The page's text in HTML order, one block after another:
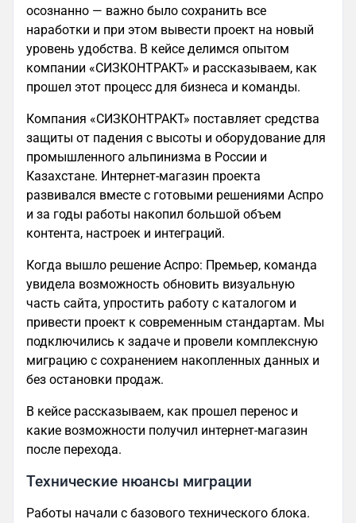
осознанно — важно было сохранить все
наработки и при этом вывести проект на новый
уровень удобства. В кейсе делимся опытом
компании «СИЗКОНТРАКТ» и рассказываем, как
прошел этот процесс для бизнеса и команды.
Компания «СИЗКОНТРАКТ» поставляет средства
защиты от падения с высоты и оборудование для
промышленного альпинизма в России и
Казахстане. Интернет-магазин проекта
развивался вместе с готовыми решениями Аспро
и за годы работы накопил большой объем
контента, настроек и интеграций.
Когда вышло решение Аспро: Премьер, команда
увидела возможность обновить визуальную
часть сайта, упростить работу с каталогом и
привести проект к современным стандартам. Мы
подключились к задаче и провели комплексную
миграцию с сохранением накопленных данных и
без остановки продаж.
В кейсе рассказываем, как прошел перенос и
какие возможности получил интернет-магазин
после перехода.
Технические нюансы миграции
Работы начали с базового технического блока.